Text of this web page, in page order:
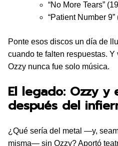
“No More Tears”
“Patient Number 9”
Ponte esos discos un día de
cuando te falten respuestas.
Ozzy nunca fue solo música.
El legado: Ozzy y
después del
¿Qué sería del metal —y,
misma— sin Ozzy? Aportó